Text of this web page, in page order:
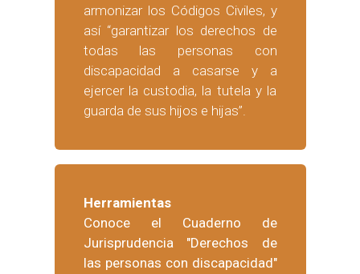
armonizar los Códigos Civiles, y
así “garantizar los derechos de
todas las personas con
discapacidad a casarse y a
ejercer la custodia, la tutela y la
guarda de sus hijos e hijas”.
Herramientas
Conoce el Cuaderno de
Jurisprudencia "Derechos de
las personas con discapacidad"